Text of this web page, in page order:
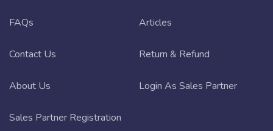
FAQs Articles
Contact Us Return & Refund
About Us Login As Sales Partner
Sales Partner Registration